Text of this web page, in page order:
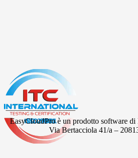
EasyCloudPro è un prodotto software
Via Bertacciola 41/a –